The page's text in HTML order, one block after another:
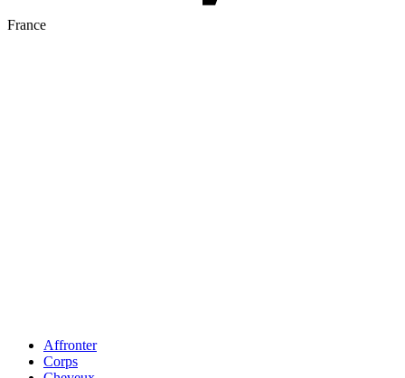
France
Affronter
Corps